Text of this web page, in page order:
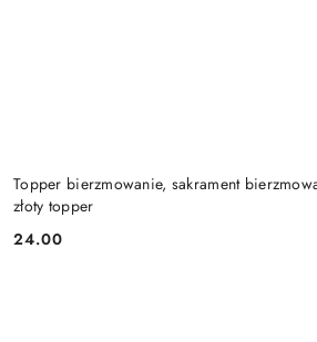
Topper bierzmowanie, sakrament
złoty topper
Cena:
24.00